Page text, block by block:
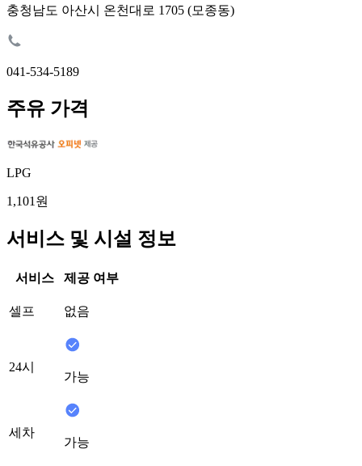
충청남도 아산시 온천대로 1705 (모종동)
041-534-5189
주유 가격
LPG
1,101원
서비스 및 시설 정보
서비스 제공 여부
셀프 없음
24시
가능
세차
가능